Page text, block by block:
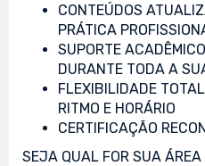
CONTEÚDOS
PRÁTICA
SUPORTE
DURANTE TODA A
FLEXIBILIDADE
RITMO E HORÁRIO
CERTIFICAÇÃO
SEJA QUAL FOR SUA ÁREA